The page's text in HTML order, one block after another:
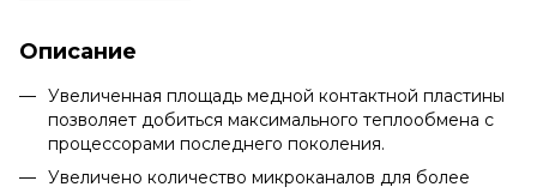
Описание
Увеличенная площадь медной контактной пластины
позволяет добиться максимального теплообмена с
процессорами последнего поколения.
Увеличено количество микроканалов для более